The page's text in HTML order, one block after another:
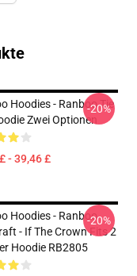
Hoodies - Ranboo Tie
Zwei Optionen
- 39,46 £
-20%
Hoodies - Ranboo
- If The Crown Fits 2
Hoodie RB2805
-20%